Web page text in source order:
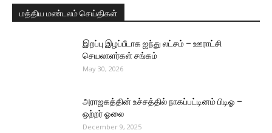
மத்திய மண்டலம் செய்திகள்
இறப்பு இழப்பீடாக ஐந்து லட்சம் – ஊராட்சி
செயலாளர்கள் சங்கம்
May 30, 2026
அராஜகத்தின் உச்சத்தில் நாகப்பட்டினம் பிடிஓ –
ஒற்றர் ஓலை
December 9, 2025